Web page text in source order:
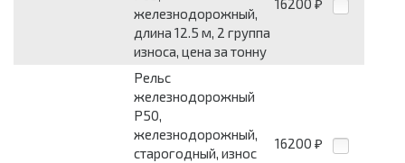
железнодорожный,
длина 12.5 м, 2 группа
износа, цена за тонну
16200 ₽
Рельс
железнодорожный
Р50,
железнодорожный,
старогодный, износ
16200 ₽